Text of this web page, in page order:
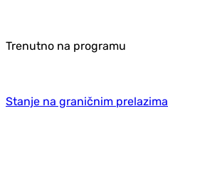
Trenutno na programu
Stanje na graničnim prelazima